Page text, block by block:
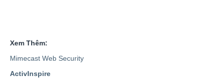
Xem Thêm:
Mimecast Web Security
ActivInspire